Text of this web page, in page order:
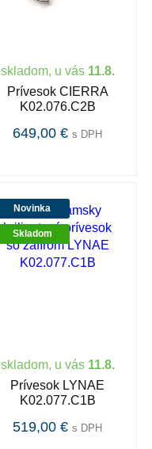
skladom, u vás 11.8.
Prívesok CIERRA
K02.076.C2B
649,00 € s DPH
Novinka
Skladom
skladom, u vás 11.8.
Prívesok LYNAE
K02.077.C1B
519,00 € s DPH